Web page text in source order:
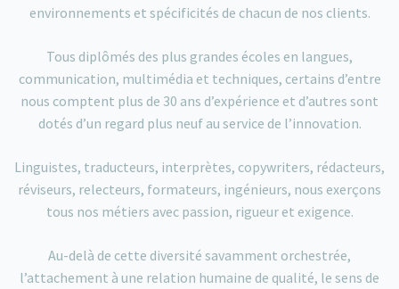
environnements et spécificités de chacun de nos clients.
Tous diplômés des plus grandes écoles en langues,
communication, multimédia et techniques, certains d’entre
nous comptent plus de 30 ans d’expérience et d’autres sont
dotés d’un regard plus neuf au service de l’innovation.
Linguistes, traducteurs, interprètes, copywriters, rédacteurs,
réviseurs, relecteurs, formateurs, ingénieurs, nous exerçons
tous nos métiers avec passion, rigueur et exigence.
Au-delà de cette diversité savamment orchestrée,
l’attachement à une relation humaine de qualité, le sens de